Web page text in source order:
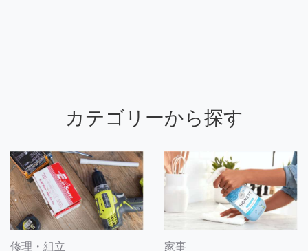
カテゴリーから探す
修理・組立 家事